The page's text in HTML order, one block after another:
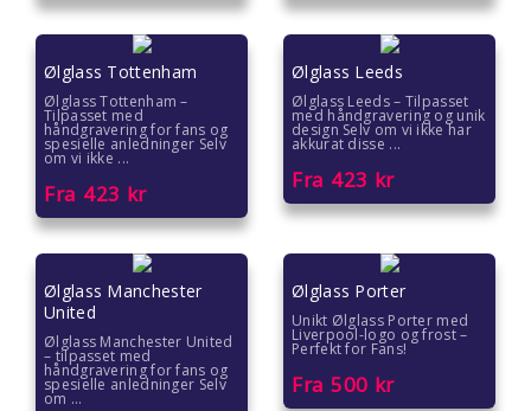
Gaver til pappa
Gaver til pedagoger
Gaver til samarbeidspartnere
Gaver til søstre
Gaver til tanter
Gaver til ungdom
Gaver til veileder
Ølglass Tottenham
Ølglass Tottenham –
Tilpasset med
håndgravering for fans og
spesielle anledninger Selv
om vi ikke ...
Fra 423 kr
Ølglass Leeds
Ølglass Leeds – Tilpasset
med håndgravering og unik
design Selv om vi ikke har
akkurat disse ...
Fra 423 kr
Ølglass Manchester
United
Ølglass Manchester United
– tilpasset med
håndgravering for fans og
spesielle anledninger Selv
om ...
Ølglass Porter
Unikt Ølglass Porter med
Liverpool-logo og frost –
Perfekt for Fans!
Fra 500 kr